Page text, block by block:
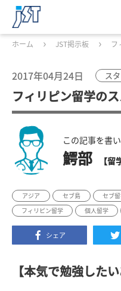
ホーム JST掲示板 フ
2017年04月24日 ス
フィリピン留学の
この記事を書
鰐部 【留
アジア セブ島 セブ
フィリピン留学
個人留学
シェア
【本気で勉強した